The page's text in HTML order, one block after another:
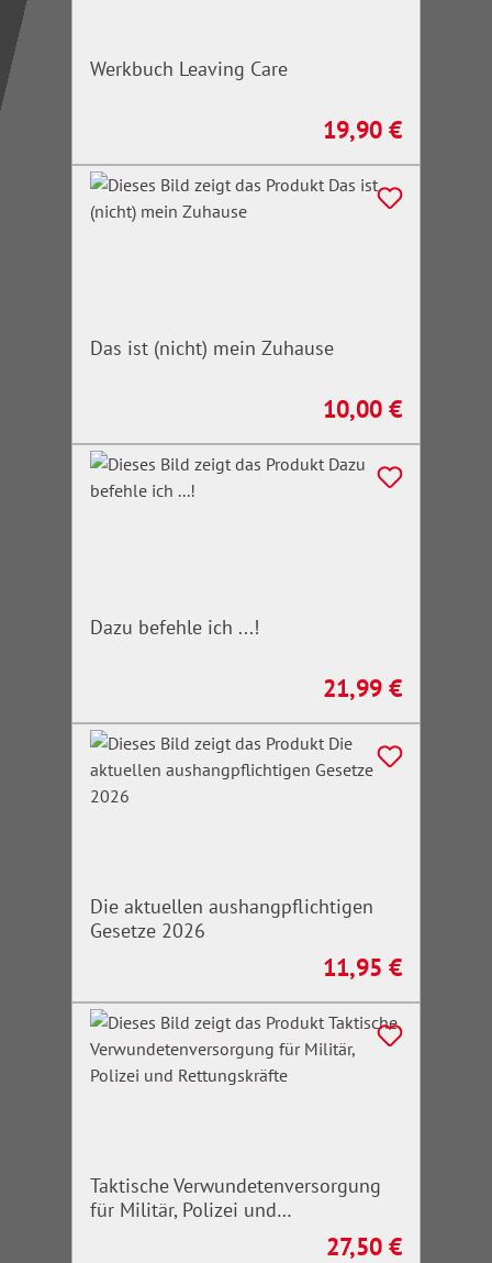
Werkbuch Leaving Care
Regulärer Preis:
19,90 €
Das ist (nicht) mein Zuhause
Regulärer Preis:
10,00 €
Dazu befehle ich ...!
Regulärer Preis:
21,99 €
Die aktuellen aushangpflichtigen
Gesetze 2026
Regulärer Preis:
11,95 €
Taktische Verwundetenversorgung
für Militär, Polizei und
Regulärer Preis:
27,50 €